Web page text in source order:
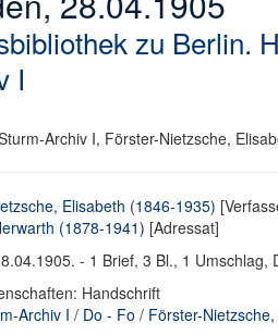
zu Berlin.
I
Archiv I, Förster-Nietzsche,
Elisabeth (1846-1935)
(1878-1941) [Adressat]
- 1 Brief, 3 Bl., 1 Umschlag,
Handschrift
Archiv I / Do - Fo / Förster-